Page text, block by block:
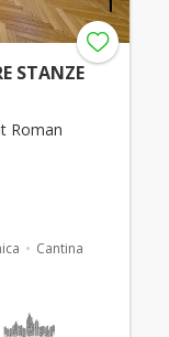
STANZE
Roman
Cantina